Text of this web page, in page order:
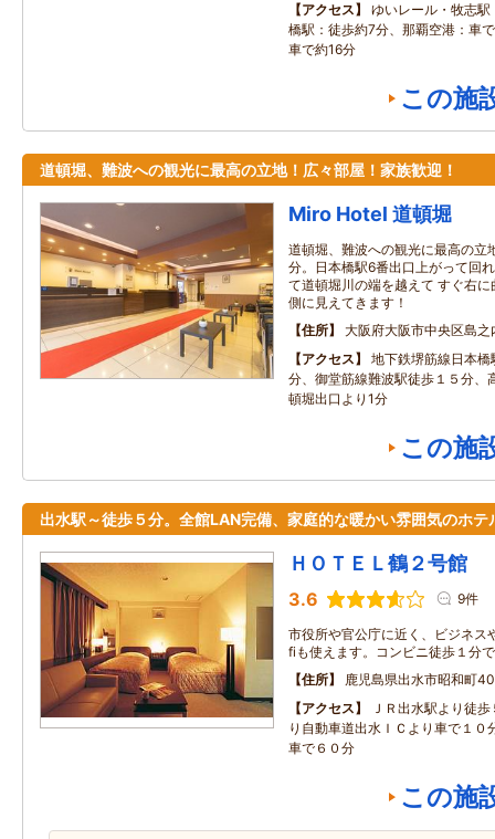
アクセス
ゆいレール・牧志
橋駅：徒歩約7分、那覇空港：車
車で約16分
この施
道頓堀、難波への観光に最高の立地！広々部屋！家族歓迎！
Miro Hotel 道頓堀
道頓堀、難波への観光に最高の立
分。日本橋駅6番出口上がって回
て道頓堀川の端を越えて すぐ右
側に見えてきます！
住所
大阪府大阪市中央区島
アクセス
地下鉄堺筋線日本
分、御堂筋線難波駅徒歩１５分、
頓堀出口より1分
この施
出水駅～徒歩５分。全館LAN完備、家庭的な暖かい雰囲気のホテ
ＨＯＴＥＬ鶴２号館
3.6 9件
市役所や官公庁に近く、ビジネ
fiも使えます。コンビニ徒歩１分
住所
鹿児島県出水市昭和町
アクセス
ＪＲ出水駅より徒
り自動車道出水ＩＣより車で１０
車で６０分
この施